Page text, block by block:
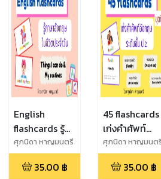
English
flashcards รู้
ภาษาอังกฤษใน
ชีวิตประจำวัน
ศุภนิดา หาญมนตรี
35.00 ฿
45 flashcards
เก่งคำศัพท์
เสริมพื้นฐาน
ระดับ ชั้น ป.2
ชุดที่ 2
ศุภนิดา หาญมนต
35.00 ฿